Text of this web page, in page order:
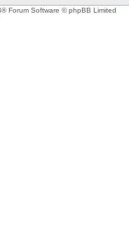
® Forum Software © phpBB Limited